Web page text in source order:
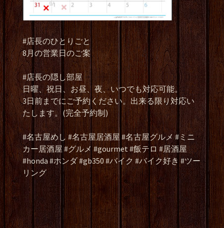
#店長のひとりごと
8月の営業日のご案
#店長の隠し部屋
日曜、祝日、お昼、夜、いつでも対応可能。
3日前までにご予約ください。出来る限り対応い
たします。(完全予約制)
#名古屋めし #名古屋居酒屋 #名古屋グルメ #ミニ
カー居酒屋 #グルメ #gourmet #飯テロ #居酒屋
#honda #ホンダ #gb350 #バイク #バイク好き #ツー
リング